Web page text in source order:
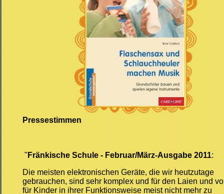
Pressestimmen
" Fränkische Schule - Februar/März-Ausgabe 2011:
Die meisten elektronischen Geräte, die wir heutzutage
gebrauchen, sind sehr komplex und für den Laien und
für Kinder in ihrer Funktionsweise meist nicht mehr zu